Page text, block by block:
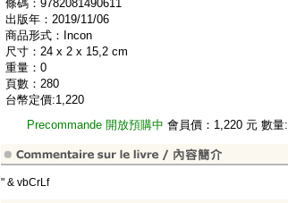
條碼：9782081490611
出版年：2019/11/06
商品形式：Incon
尺寸：24 x 2 x 15,2 cm
重量：0
頁數：280
台幣定價:1,220
Precommande 開放預購中 會員價：1,220 元 數量:
" & vbCrLf